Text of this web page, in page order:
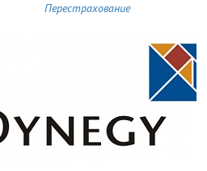
Перестрахование